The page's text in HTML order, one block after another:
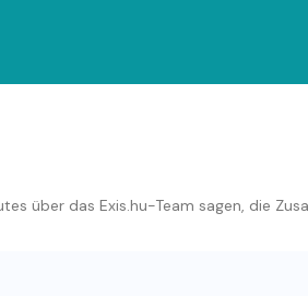
über das Exis.hu-Team sagen, die